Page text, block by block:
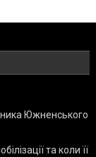
Южненського
та коли її